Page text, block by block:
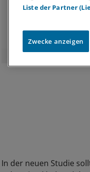
Endocannabinoid
(CB1)-Rezeptor sinken
Blutzuckerspiegel.
© Foto: sbra
In der neuen Studie
Liste der Partner
Zwecke anzeigen